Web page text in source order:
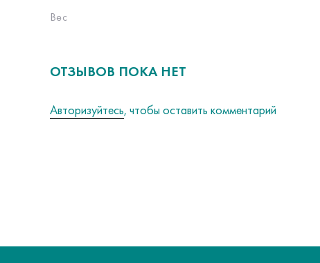
Вес
ОТЗЫВОВ ПОКА НЕТ
Авторизуйтесь, чтобы оставить комментарий